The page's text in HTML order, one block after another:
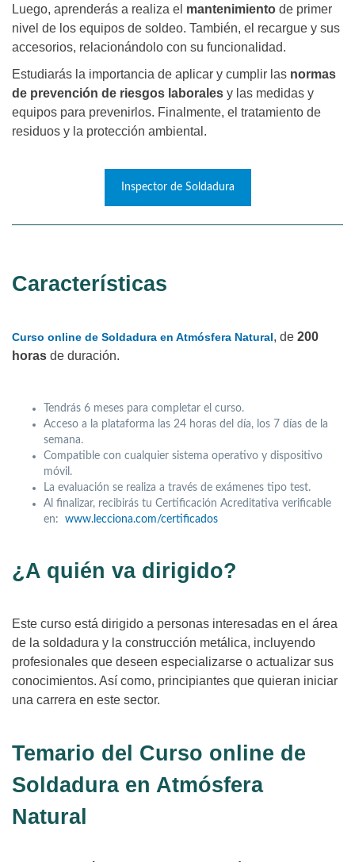
Luego, aprenderás a realiza el mantenimiento de primer
nivel de los equipos de soldeo. También, el recargue y sus
accesorios, relacionándolo con su funcionalidad.
Estudiarás la importancia de aplicar y cumplir las normas
de prevención de riesgos laborales y las medidas y
equipos para prevenirlos. Finalmente, el tratamiento de
residuos y la protección ambiental.
Inspector de Soldadura
Características
Curso online de Soldadura en Atmósfera Natural, de 200
horas de duración.
Tendrás 6 meses para completar el curso.
Acceso a la plataforma las 24 horas del día, los 7 días de la
semana.
Compatible con cualquier sistema operativo y dispositivo
móvil.
La evaluación se realiza a través de exámenes tipo test.
Al finalizar, recibirás tu Certificación Acreditativa verificable
en: www.lecciona.com/certificados
¿A quién va dirigido?
Este curso está dirigido a personas interesadas en el área
de la soldadura y la construcción metálica, incluyendo
profesionales que deseen especializarse o actualizar sus
conocimientos. Así como, principiantes que quieran iniciar
una carrera en este sector.
Temario del Curso online de
Soldadura en Atmósfera
Natural